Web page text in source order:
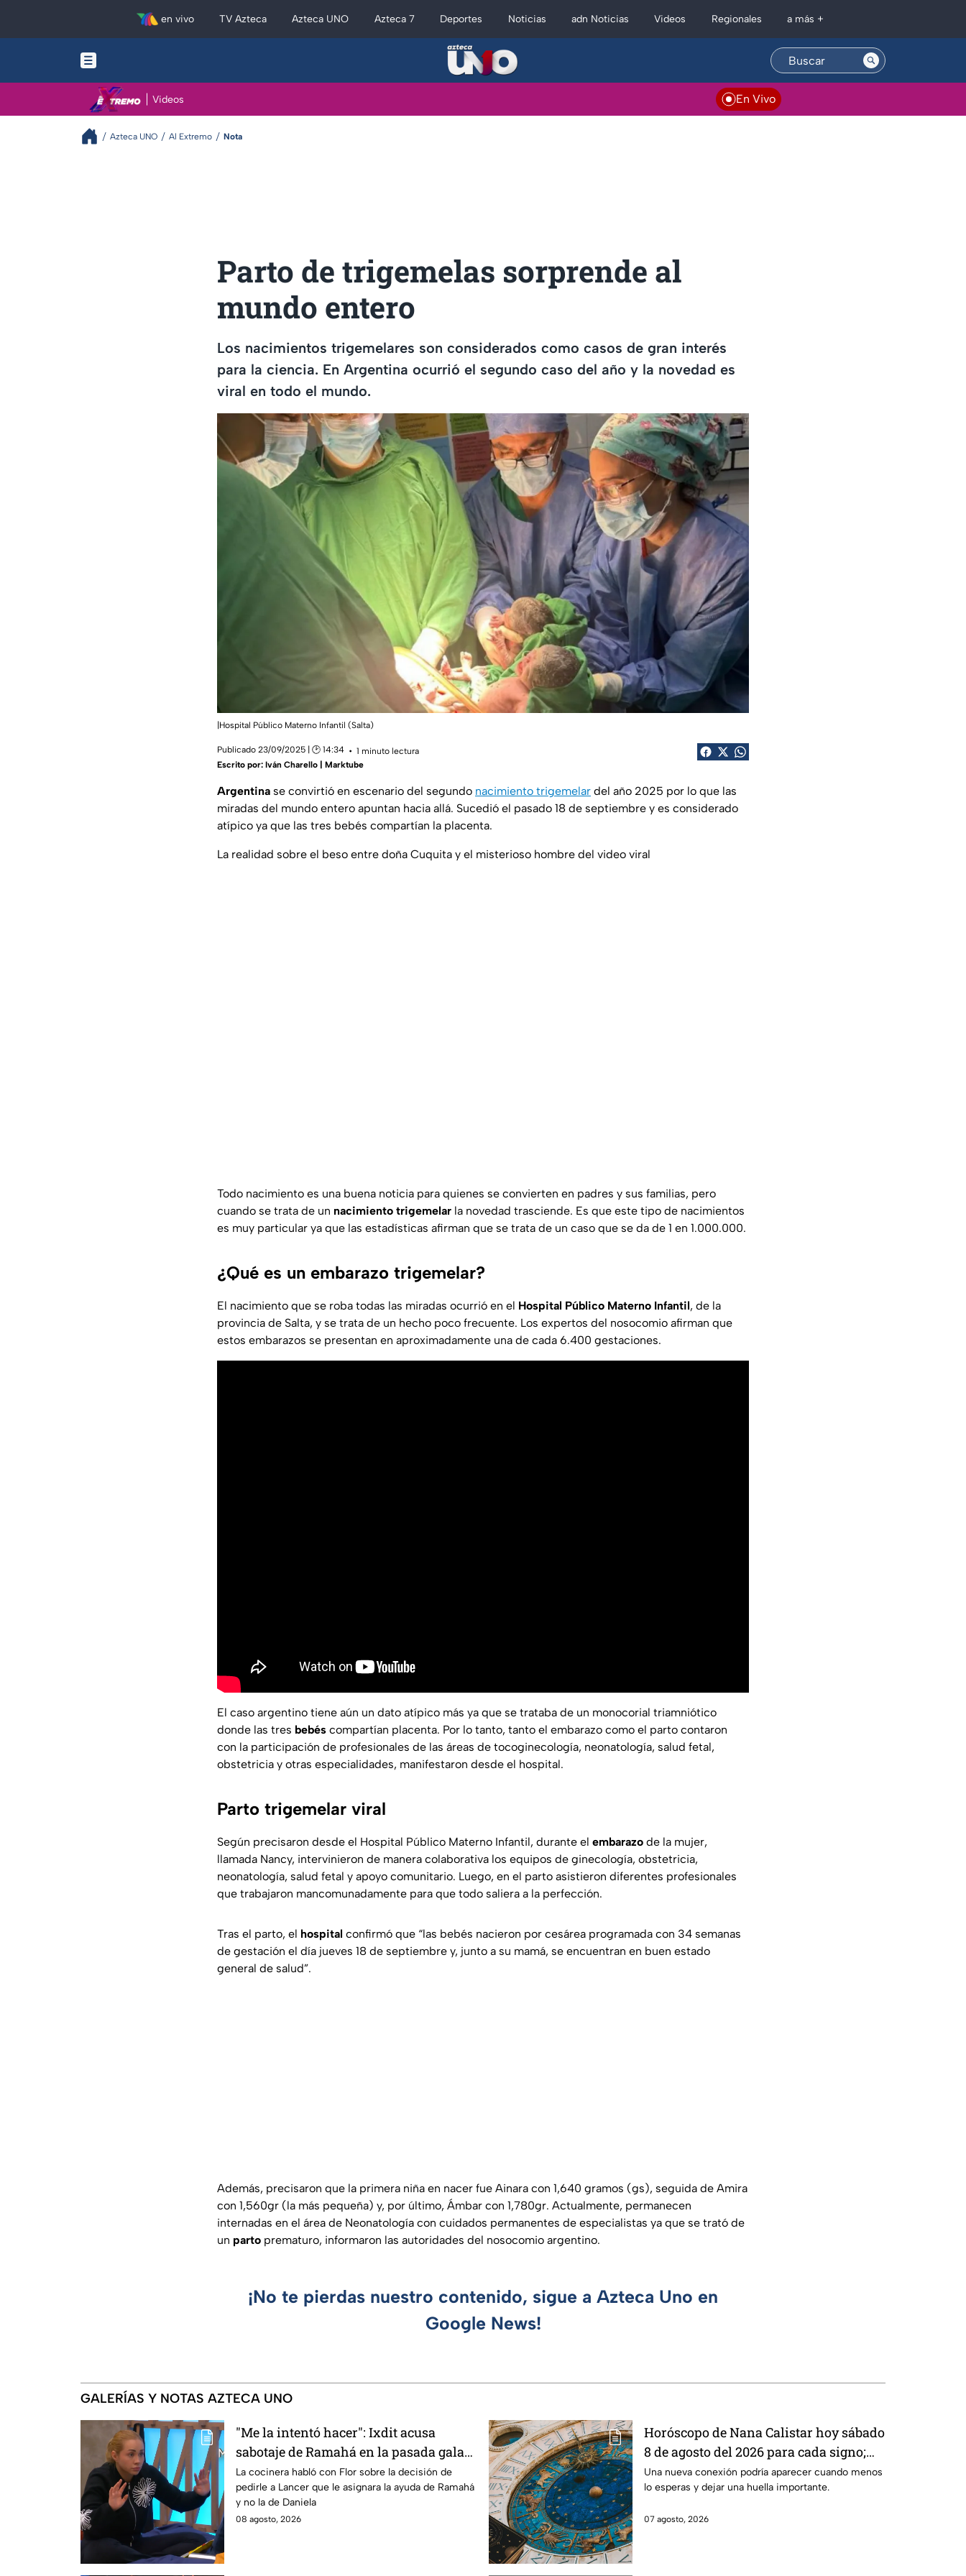
en vivo TV Azteca Azteca UNO Azteca 7 Deportes Noticias adn Noticias Videos Regionales a más +
Videos En Vivo
Azteca UNO Al Extremo Nota
Parto de trigemelas sorprende al
mundo entero
Los nacimientos trigemelares son considerados como casos de gran interés
para la ciencia. En Argentina ocurrió el segundo caso del año y la novedad es
viral en todo el mundo.
|Hospital Público Materno Infantil (Salta)
Publicado 23/09/2025 | 🕑 14:34
1 minuto lectura
Escrito por: Iván Charello | Marktube
Argentina se convirtió en escenario del segundo nacimiento trigemelar del año 2025 por lo que las
miradas del mundo entero apuntan hacia allá. Sucedió el pasado 18 de septiembre y es considerado
atípico ya que las tres bebés compartían la placenta.
La realidad sobre el beso entre doña Cuquita y el misterioso hombre del video viral
Todo nacimiento es una buena noticia para quienes se convierten en padres y sus familias, pero
cuando se trata de un nacimiento trigemelar la novedad trasciende. Es que este tipo de nacimientos
es muy particular ya que las estadísticas afirman que se trata de un caso que se da de 1 en 1.000.000.
¿Qué es un embarazo trigemelar?
El nacimiento que se roba todas las miradas ocurrió en el Hospital Público Materno Infantil, de la
provincia de Salta, y se trata de un hecho poco frecuente. Los expertos del nosocomio afirman que
estos embarazos se presentan en aproximadamente una de cada 6.400 gestaciones.
El caso argentino tiene aún un dato atípico más ya que se trataba de un monocorial triamniótico
donde las tres bebés compartían placenta. Por lo tanto, tanto el embarazo como el parto contaron
con la participación de profesionales de las áreas de tocoginecología, neonatología, salud fetal,
obstetricia y otras especialidades, manifestaron desde el hospital.
Parto trigemelar viral
Según precisaron desde el Hospital Público Materno Infantil, durante el embarazo de la mujer,
llamada Nancy, intervinieron de manera colaborativa los equipos de ginecología, obstetricia,
neonatología, salud fetal y apoyo comunitario. Luego, en el parto asistieron diferentes profesionales
que trabajaron mancomunadamente para que todo saliera a la perfección.
Tras el parto, el hospital confirmó que “las bebés nacieron por cesárea programada con 34 semanas
de gestación el día jueves 18 de septiembre y, junto a su mamá, se encuentran en buen estado
general de salud”.
Además, precisaron que la primera niña en nacer fue Ainara con 1,640 gramos (gs), seguida de Amira
con 1,560gr (la más pequeña) y, por último, Ámbar con 1,780gr. Actualmente, permanecen
internadas en el área de Neonatología con cuidados permanentes de especialistas ya que se trató de
un parto prematuro, informaron las autoridades del nosocomio argentino.
¡No te pierdas nuestro contenido, sigue a Azteca Uno en
Google News!
GALERÍAS Y NOTAS AZTECA UNO
"Me la intentó hacer": Ixdit acusa
sabotaje de Ramahá en la pasada gala
de salvación de MasterChef 24/7
La cocinera habló con Flor sobre la decisión de
pedirle a Lancer que le asignara la ayuda de Ramahá
y no la de Daniela
08 agosto, 2026
Horóscopo de Nana Calistar hoy sábado
8 de agosto del 2026 para cada signo;
una conexión inesperada podría
transformar tus próximos días
Una nueva conexión podría aparecer cuando menos
lo esperas y dejar una huella importante.
07 agosto, 2026